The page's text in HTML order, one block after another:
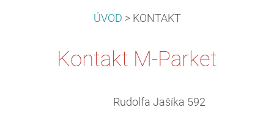
ÚVOD > KONTAKT
Kontakt M-Parket
Rudolfa Jašíka 592